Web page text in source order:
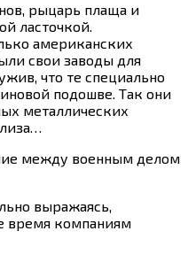
рыцарь плаща и
ласточкой.
американских
свои заводы для
что те специально
подошве. Так они
металлических
между военным делом
выражаясь,
время компаниям